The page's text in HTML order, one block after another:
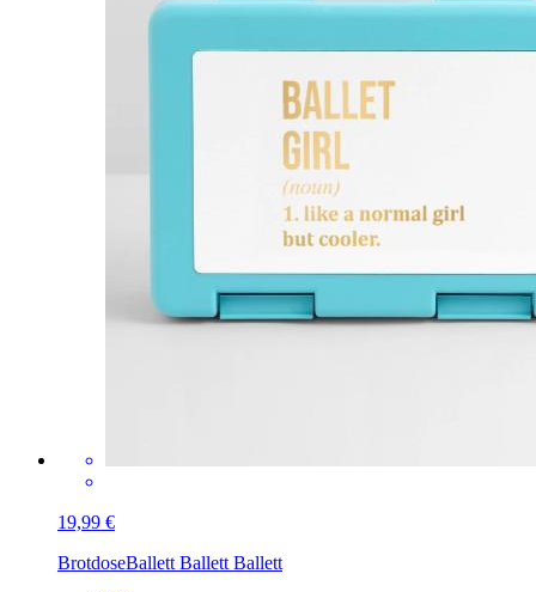
19,99 €
BrotdoseBallett Ballett Ballett